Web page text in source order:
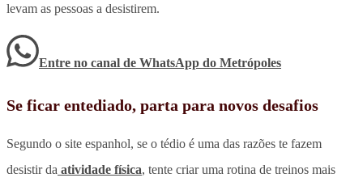
levam as pessoas a desistirem.
Entre no canal de WhatsApp do Metrópoles
Se ficar entediado, parta para novos desafios
Segundo o site espanhol, se o tédio é uma das razões te fazem
desistir da atividade física, tente criar uma rotina de treinos mais